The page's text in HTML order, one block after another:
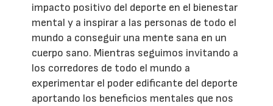
impacto positivo del deporte en el bienestar
mental y a inspirar a las personas de todo el
mundo a conseguir una mente sana en un
cuerpo sano. Mientras seguimos invitando a
los corredores de todo el mundo a
experimentar el poder edificante del deporte
aportando los beneficios mentales que nos